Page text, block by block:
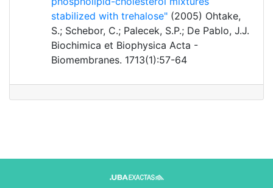
stabilized with trehalose" (2005) Ohtake,
S.; Schebor, C.; Palecek, S.P.; De Pablo, J.J.
Biochimica et Biophysica Acta -
Biomembranes. 1713(1):57-64